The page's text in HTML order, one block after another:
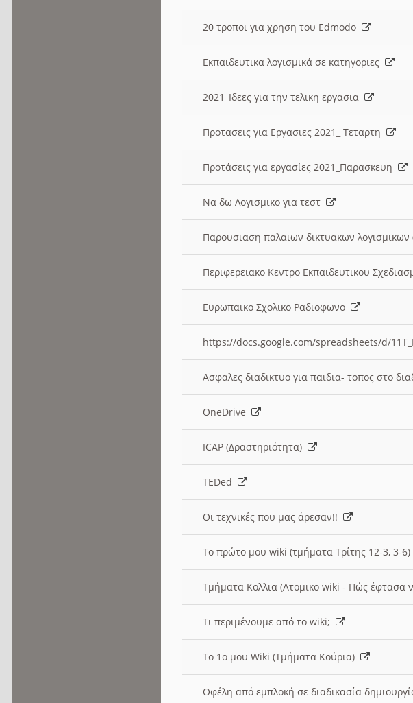
20 τροποι για χρηση του Edmodo
Εκπαιδευτικα λογισμικά σε κατηγοριες
2021_Ιδεες για την τελικη εργασια
Προτασεις για Εργασιες 2021_ Τεταρτη
Προτάσεις για εργασίες 2021_Παρασκευη
Να δω Λογισμικο για τεστ
Παρουσιαση παλαιων δικτυακων
Περιφερειακο Κεντρο Εκπαιδευτικου
Ευρωπαικο Σχολικο Ραδιοφωνο
https://docs.google.com/spreadsheets/d/
Ασφαλες διαδικτυο για παιδια- τοπος στο
OneDrive
ICAP (Δραστηριότητα)
TEDed
Οι τεχνικές που μας άρεσαν!!
Το πρώτο μου wiki (τμήματα Τρίτης 12-3, 3-
Τμήματα Κολλια (Ατομικο wiki - Πώς
Τι περιμένουμε από το wiki;
Το 1ο μου Wiki (Τμήματα Κούρια)
Οφέλη από εμπλοκή σε διαδικασία